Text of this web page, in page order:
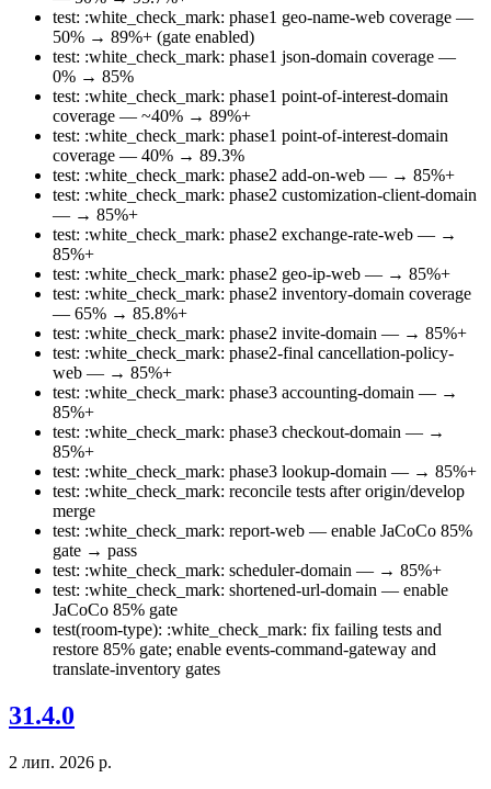
test: :white_check_mark: phase1 geo-name-web coverage —
50% → 89%+ (gate enabled)
test: :white_check_mark: phase1 json-domain coverage —
0% → 85%
test: :white_check_mark: phase1 point-of-interest-domain
coverage — ~40% → 89%+
test: :white_check_mark: phase1 point-of-interest-domain
coverage — 40% → 89.3%
test: :white_check_mark: phase2 add-on-web — → 85%+
test: :white_check_mark: phase2 customization-client-domain
— → 85%+
test: :white_check_mark: phase2 exchange-rate-web — →
85%+
test: :white_check_mark: phase2 geo-ip-web — → 85%+
test: :white_check_mark: phase2 inventory-domain coverage
— 65% → 85.8%+
test: :white_check_mark: phase2 invite-domain — → 85%+
test: :white_check_mark: phase2-final cancellation-policy-
web — → 85%+
test: :white_check_mark: phase3 accounting-domain — →
85%+
test: :white_check_mark: phase3 checkout-domain — →
85%+
test: :white_check_mark: phase3 lookup-domain — → 85%+
test: :white_check_mark: reconcile tests after origin/develop
merge
test: :white_check_mark: report-web — enable JaCoCo 85%
gate → pass
test: :white_check_mark: scheduler-domain — → 85%+
test: :white_check_mark: shortened-url-domain — enable
JaCoCo 85% gate
test(room-type): :white_check_mark: fix failing tests and
restore 85% gate; enable events-command-gateway and
translate-inventory gates
31.4.0
2 лип. 2026 р.